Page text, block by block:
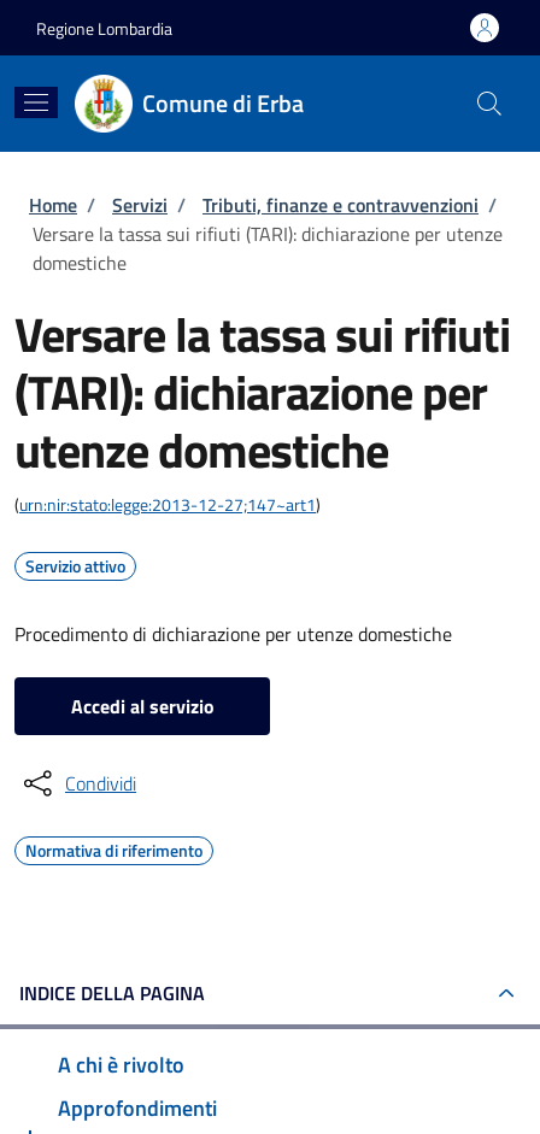
Regione Lombardia
Comune di Erba
Briciole di pane
Home / Servizi / Tributi, finanze e contravvenzioni /
Versare la tassa sui rifiuti (TARI): dichiarazione per utenze
domestiche
Versare la tassa sui rifiuti
(TARI): dichiarazione per
utenze domestiche
(urn:nir:stato:legge:2013-12-27;147~art1)
Servizio attivo
Procedimento di dichiarazione per utenze domestiche
Accedi al servizio
Condividi
Normativa di riferimento
INDICE DELLA PAGINA
A chi è rivolto
Approfondimenti